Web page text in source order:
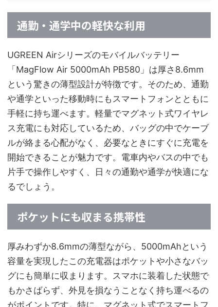
通勤・通学中の軽快な利用
UGREEN Airシリーズのモバイルバッテリー
「MagFlow Air 5000mAh PB580」は厚さ8.6mm
という驚きの薄型設計が特徴です。そのため、通勤
や通学といった移動時にもスマートフォンとともに
手軽に持ち運べます。軽量でマグネット式ワイヤレ
ス充電にも対応しているため、バッグの中でケーブ
ルが絡まる心配がなく、必要なときにすぐに充電を
開始できることが魅力です。電車内やバスの中でも
片手で操作しやすく、日々の通勤や通学が快適にな
るでしょう。
ポケットにも収まる携帯性
厚みわずか8.6mmの薄型ながら、5000mAhという
容量を実現したこの充電器はポケットや小さなバッ
グにも簡単に収まります。スマホに装着した状態で
もかさばらず、外見を損なうことなく持ち運べるの
がポイントです。特に、マグネット式でスマートフ